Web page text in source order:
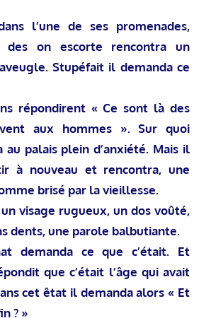
l’une de ses promenades,
des on escorte rencontra un
Stupéfait il demanda ce
répondirent « Ce sont là des
aux hommes ». Sur quoi
au palais plein d’anxiété. Mais il
à nouveau et rencontra, une
brisé par la vieillesse.
un visage rugueux, un dos voûté,
dents, une parole balbutiante.
demanda ce que c’était. Et
que c’était l’âge qui avait
cet êtat il demanda alors « Et
? »